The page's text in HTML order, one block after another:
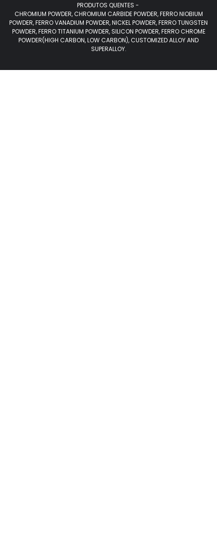
PRODUTOS QUENTES -
CHROMIUM POWDER, CHROMIUM CARBIDE POWDER, FERRO NIOBIUM
POWDER, FERRO VANADIUM POWDER, NICKEL POWDER, FERRO TUNGSTEN
POWDER, FERRO TITANIUM POWDER, SILICON POWDER, FERRO CHROME
POWDER(HIGH CARBON, LOW CARBON), CUSTOMIZED ALLOY AND
SUPERALLOY.